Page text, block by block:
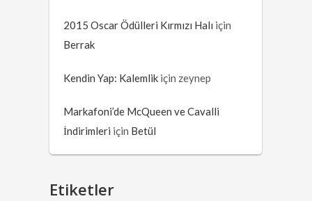
2015 Oscar Ödülleri Kırmızı Halı için
Berrak
Kendin Yap: Kalemlik için zeynep
Markafoni’de McQueen ve Cavalli
İndirimleri için Betül
Etiketler